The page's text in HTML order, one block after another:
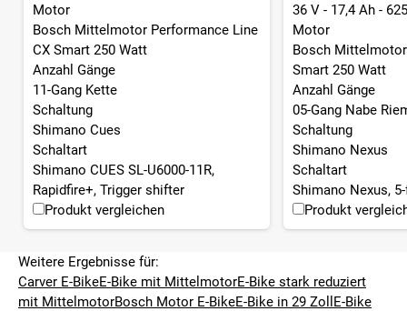
Motor
Bosch Mittelmotor Performance Line
CX Smart 250 Watt
Anzahl Gänge
11-Gang Kette
Schaltung
Shimano Cues
Schaltart
Shimano CUES SL-U6000-11R,
Rapidfire+, Trigger shifter
Produkt vergleichen
36 V - 17,4 Ah -
Motor
Bosch
Smart 250 Watt
Anzahl Gänge
05-Gang Nabe
Schaltung
Shimano Nexus
Schaltart
Shimano Nexus,
Produkt
Weitere Ergebnisse für:
Carver E-BikeE-Bike mit MittelmotorE-Bike stark reduziert
mit MittelmotorBosch Motor E-BikeE-Bike in 29 Zoll E-Bike